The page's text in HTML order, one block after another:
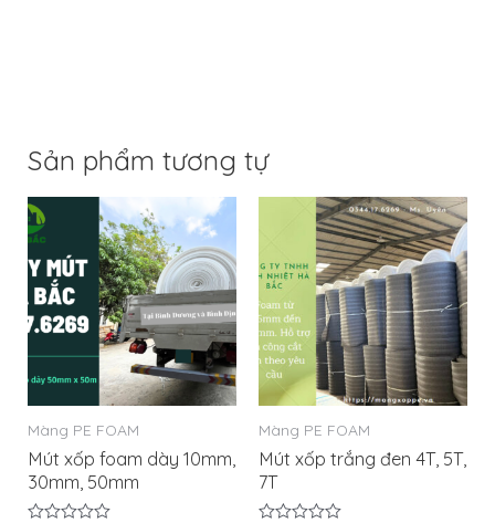
Sản phẩm tương tự
Màng PE FOAM
Mút xốp foam dày 10mm,
30mm, 50mm
Màng PE FOAM
Mút xốp trắng đen 4T, 5T,
7T